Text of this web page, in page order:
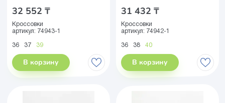
32 552 ₸
Кроссовки
артикул: 74943-1
36 37 39
В корзину
31 432 ₸
Кроссовки
артикул: 74942-1
36 38 40
В корзину